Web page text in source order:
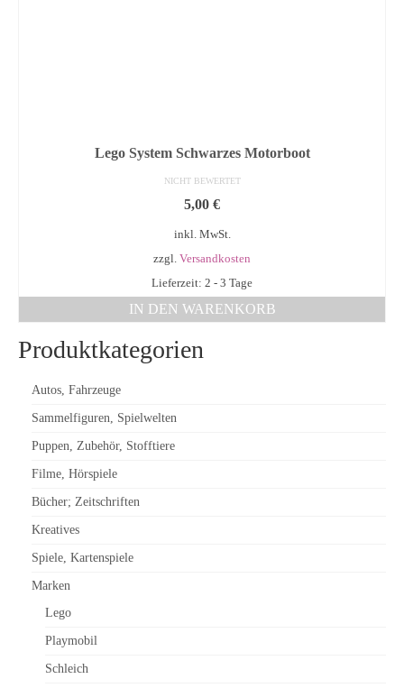
Lego System Schwarzes Motorboot
NICHT BEWERTET
5,00 €
inkl. MwSt.
zzgl. Versandkosten
Lieferzeit: 2 - 3 Tage
IN DEN WARENKORB
Produktkategorien
Autos, Fahrzeuge
Sammelfiguren, Spielwelten
Puppen, Zubehör, Stofftiere
Filme, Hörspiele
Bücher; Zeitschriften
Kreatives
Spiele, Kartenspiele
Marken
Lego
Playmobil
Schleich